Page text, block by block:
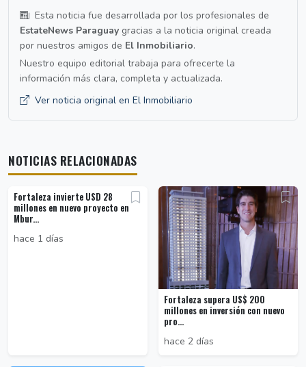
Esta noticia fue desarrollada por los profesionales de
EstateNews Paraguay gracias a la noticia original creada
por nuestros amigos de El Inmobiliario.
Nuestro equipo editorial trabaja para ofrecerte la
información más clara, completa y actualizada.
Ver noticia original en El Inmobiliario
NOTICIAS RELACIONADAS
Fortaleza invierte USD 28
millones en nuevo proyecto en
Mbur...
hace 1 días
Fortaleza supera US$ 200
millones en inversión con nuevo
pro...
hace 2 días